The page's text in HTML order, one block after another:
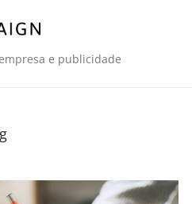
e publicidade